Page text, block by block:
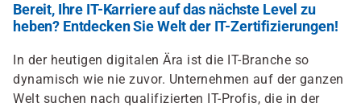
Bereit, Ihre IT-Karriere auf das nächste Level zu
heben? Entdecken Sie Welt der IT-Zertifizierungen!
In der heutigen digitalen Ära ist die IT-Branche so
dynamisch wie nie zuvor. Unternehmen auf der ganzen
Welt suchen nach qualifizierten IT-Profis, die in der